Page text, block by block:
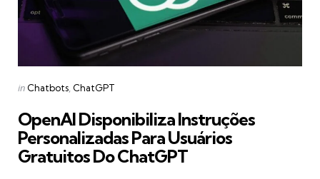
Categories
Posted
in Chatbots ChatGPT
OpenAI Disponibiliza Instruções
Personalizadas Para Usuários
Gratuitos Do ChatGPT